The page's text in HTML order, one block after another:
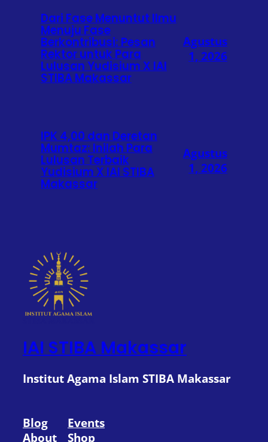
Dari Fase Menuntut Ilmu
Menuju Fase
Berkontribusi: Pesan
Rektor untuk Para
Lulusan Yudisium X IAI
STIBA Makassar
Agustus
1, 2026
IPK 4,00 dan Deretan
Mumtaz: Inilah Para
Lulusan Terbaik
Yudisium X IAI STIBA
Makassar
Agustus
1, 2026
IAI STIBA Makassar
Institut Agama Islam STIBA Makassar
Blog
About
Events
Shop